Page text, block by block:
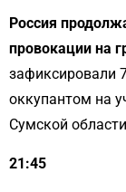
Россия
провокации на
зафиксировали
оккупантом на
Сумской
21:45